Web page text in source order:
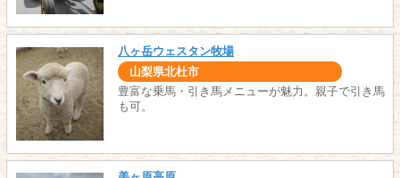
八ヶ岳ウェスタン牧場
山梨県北杜市
豊富な乗馬・引き馬メニューが魅力。親子で引き馬
も可。